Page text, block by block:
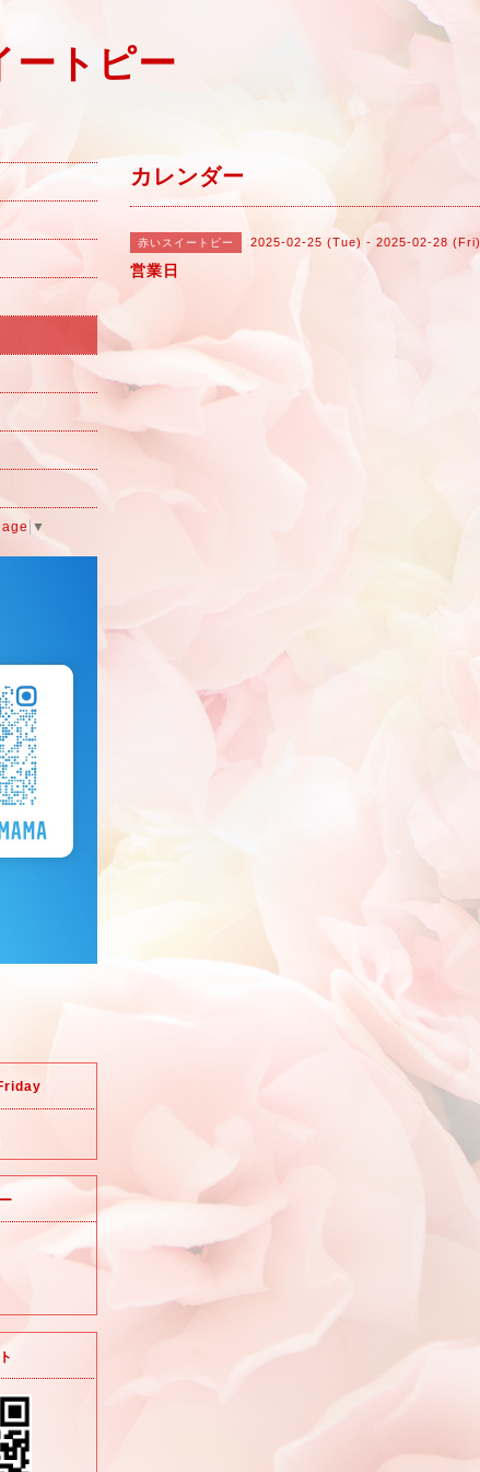
ートピー
カレンダー
赤いスイートピー 2025-02-25 (Tue) - 2025-02-28 (Fri)
営業日
▼